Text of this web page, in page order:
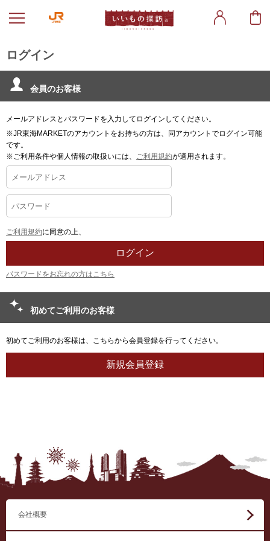
ログイン
会員のお客様
メールアドレスとパスワードを入力してログインしてください。
※JR東海MARKETのアカウントをお持ちの方は、同アカウントでログイン可能
です。
※ご利用条件や個人情報の取扱いには、 ご利用規約が適用されます。
ご利用規約に同意の上、
パスワードをお忘れの方はこちら
初めてご利用のお客様
初めてご利用のお客様は、こちらから会員登録を行ってください。
会社概要